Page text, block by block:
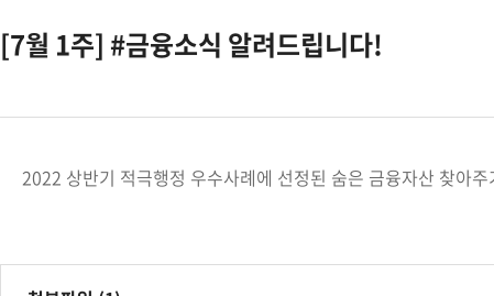
[7월 1주] #금융소식 알려드립니다!
2022 상반기 적극행정 우수사례에 선정된 숨은 금융자산 찾아